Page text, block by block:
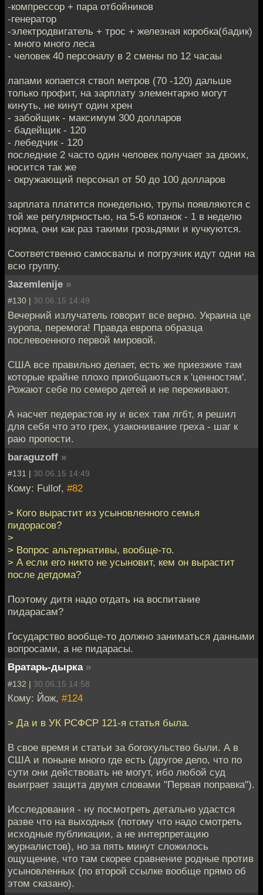
-компрессор + пара отбойников
-генератор
-электродвигатель + трос + железная коробка(бадик)
- много много леса
- человек 40 персоналу в 2 смены по 12 часаы
лапами копается ствол метров (70 -120) дальше
только профит, на зарплату элементарно могут
кинуть, не кинут один хрен
- забойщик - максимум 300 долларов
- бадейщик - 120
- лебедчик - 120
последние 2 часто один человек получает за двоих,
носится так же
- окружающий персонал от 50 до 100 долларов
зарплата платится понедельно, трупы появляются с
той же регулярностью, на 5-6 копанок - 1 в неделю
норма, они как раз такими грозьдями и кучкуются.
Соответственно самосвалы и погрузчик идут одни на
всю группу.
3azemlenije »
#130 | 30.06.15 14:49
Вечерний излучатель говорит все верно. Украина це
эуропа, перемога! Правда европа образца
послевоенного первой мировой.
США все правильно делает, есть же приезжие там
которые крайне плохо приобщаються к 'ценностям'.
Рожают себе по семеро детей и не переживают.
А насчет педерастов ну и всех там лгбт, я решил
для себя что это грех, узаконивание греха - шаг к
раю пропости.
baraguzoff »
#131 | 30.06.15 14:49
Кому: Fullof, #82
> Кого вырастит из усыновленного семья
пидорасов?
>
> Вопрос альтернативы, вообще-то.
> А если его никто не усыновит, кем он вырастит
после детдома?
Поэтому дитя надо отдать на воспитание
пидарасам?
Государство вообще-то должно заниматься данными
вопросами, а не пидарасы.
Вратарь-дырка »
#132 | 30.06.15 14:58
Кому: Йож, #124
> Да и в УК РСФСР 121-я статья была.
В свое время и статьи за богохульство были. А в
США и поныне много где есть (другое дело, что по
сути они действовать не могут, ибо любой суд
выиграет защита двумя словами "Первая поправка").
Исследования - ну посмотреть детально удастся
разве что на выходных (потому что надо смотреть
исходные публикации, а не интерпретацию
журналистов), но за пять минут сложилось
ощущение, что там скорее сравнение родные против
усыновленных (по второй ссылке вообще прямо об
этом сказано).